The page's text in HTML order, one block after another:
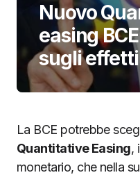
Nuovo
easing
sugli effetti
La BCE potrebbe
Quantitative Easing,
monetario, che nella